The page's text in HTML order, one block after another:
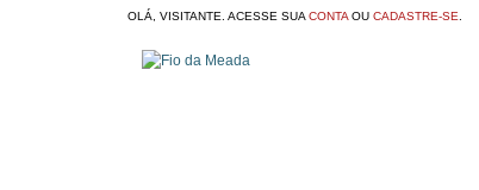
OLÁ, VISITANTE. ACESSE SUA CONTA OU CADASTRE-SE